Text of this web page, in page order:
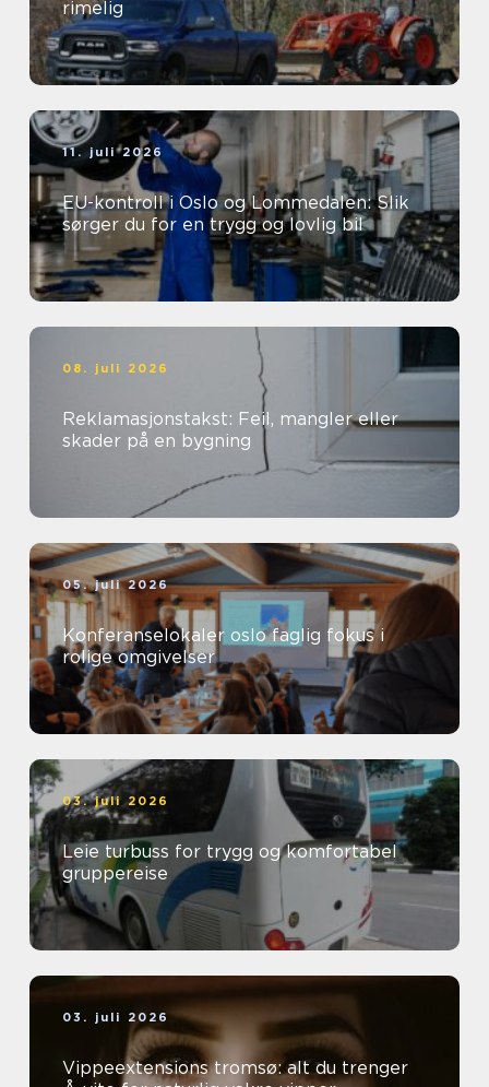
rimelig
11. juli 2026
EU-kontroll i Oslo og Lommedalen: Slik
sørger du for en trygg og lovlig bil
08. juli 2026
Reklamasjonstakst: Feil, mangler eller
skader på en bygning
05. juli 2026
Konferanselokaler oslo faglig fokus i
rolige omgivelser
03. juli 2026
Leie turbuss for trygg og komfortabel
gruppereise
03. juli 2026
Vippeextensions tromsø: alt du trenger